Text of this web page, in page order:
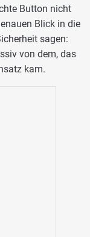
Button nicht
Blick in die
sagen:
von dem, das
kam.